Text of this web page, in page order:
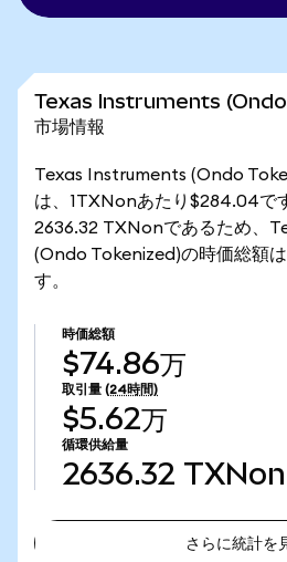
Texas Instruments (Ondo
市場情報
Texas Instruments (Ondo
は、1TXNonあたり$284.04で
2636.32 TXNonであるため、
(Ondo Tokenized)の時価総額
す。
時価総額
$74.86万
取引量 (24時間)
$5.62万
循環供給量
2636.32 TXNon
さらに統計を